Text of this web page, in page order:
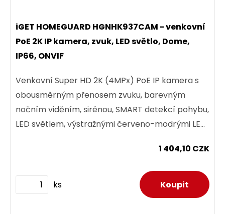
iGET HOMEGUARD HGNHK937CAM - venkovní
PoE 2K IP kamera, zvuk, LED světlo, Dome,
IP66, ONVIF
Venkovní Super HD 2K (4MPx) PoE IP kamera s
obousměrným přenosem zvuku, barevným
nočním viděním, sirénou, SMART detekcí pohybu,
LED světlem, výstražnými červeno-modrými LED,
1 404,10 CZK
ks